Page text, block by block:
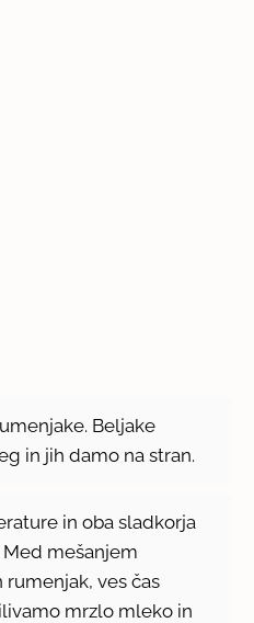
Beljake
in jih damo na stran.
in oba sladkorja
mešanjem
ves čas
mrzlo mleko in